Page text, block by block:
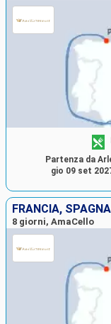
Partenza da
gio 09 set
FRANCIA, SPAGNA
8 giorni, AmaCello